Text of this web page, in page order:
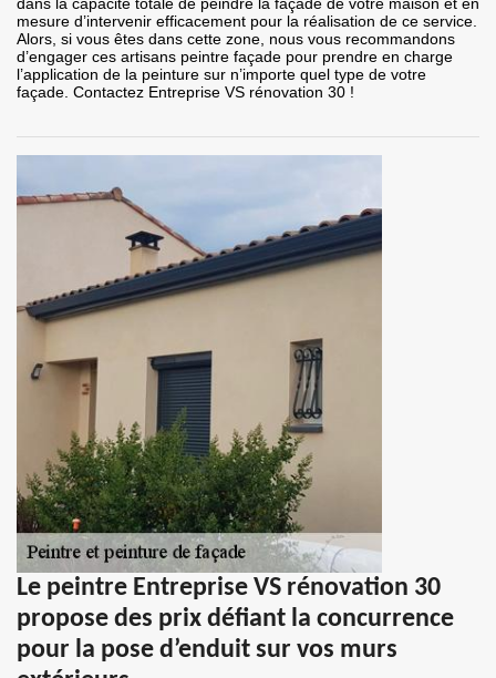
dans la capacité totale de peindre la façade de votre maison et en
mesure d’intervenir efficacement pour la réalisation de ce service.
Alors, si vous êtes dans cette zone, nous vous recommandons
d’engager ces artisans peintre façade pour prendre en charge
l’application de la peinture sur n’importe quel type de votre
façade. Contactez Entreprise VS rénovation 30 !
Le peintre Entreprise VS rénovation 30
propose des prix défiant la concurrence
pour la pose d’enduit sur vos murs